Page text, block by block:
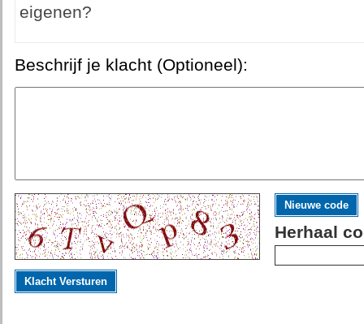
eigenen?
Beschrijf je klacht (Optioneel):
Nieuwe code
Herhaal
Klacht Versturen